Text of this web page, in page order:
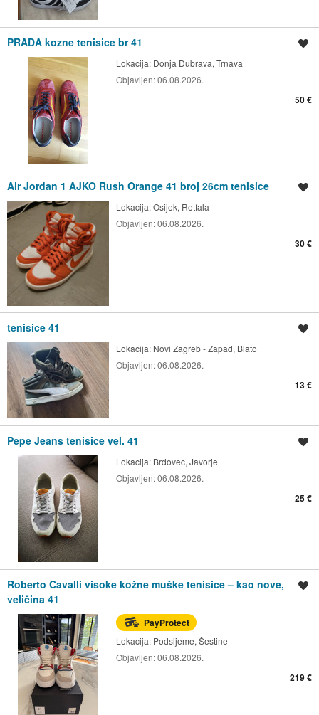
PRADA kozne tenisice br 41
Lokacija: Donja Dubrava, Trnava
Objavljen:06.08.2026.
50 €
Air Jordan 1 AJKO Rush Orange 41 broj 26cm tenisice
Lokacija:Osijek, Retfala
Objavljen:06.08.2026.
30 €
tenisice 41
Lokacija: Novi Zagreb - Zapad, Blato
Objavljen:06.08.2026.
13 €
Pepe Jeans tenisice vel. 41
Lokacija: Brdovec, Javorje
Objavljen:06.08.2026.
25 €
Roberto Cavalli visoke kožne muške tenisice – kao nove,
veličina 41
PayProtect
Lokacija: Podsljeme, Šestine
Objavljen:06.08.2026.
219 €